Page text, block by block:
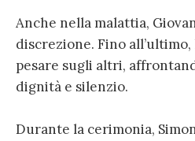
Anche nella malattia,
discrezione. Fino
pesare sugli altri,
dignità e silenzio.
Durante la cerimonia,